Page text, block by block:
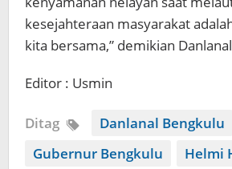
kesejahteraan masyarakat
kita bersama,” demikian
Editor : Usmin
Ditag
Danlanal Bengkulu
Gubernur Bengkulu
Helmi